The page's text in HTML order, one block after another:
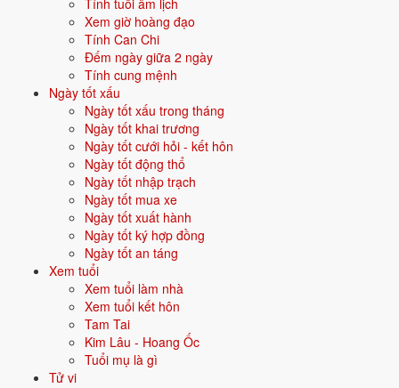
Xem giờ hoàng đạo
Tính Can Chi
Đếm ngày giữa 2 ngày
Tính cung mệnh
Ngày tốt xấu
Ngày tốt xấu trong tháng
Ngày tốt khai trương
Ngày tốt cưới hỏi - kết hôn
Ngày tốt động thổ
Ngày tốt nhập trạch
Ngày tốt mua xe
Ngày tốt xuất hành
Ngày tốt ký hợp đồng
Ngày tốt an táng
Xem tuổi
Xem tuổi làm nhà
Xem tuổi kết hôn
Tam Tai
Kim Lâu - Hoang Ốc
Tuổi mụ là gì
Tử vi
Quan hệ mệnh × vận:Kim sinh Thủy.
Vận năm 2026 Bính Ngọ cho người sinh năm 1997
2026(Bính Ngọ), người tuổi
thuộc nhómTrưởng thành . Quan hệ với Thái Tuế năm xem:
Tiểu nhân ngầm hại - đề phòng thị phi, kiện cáo, tranh chấp.
Năm 2026 người sinh năm 1997 nên tập trung gì?
29 (Trưởng thành), người sinh năm 1997 nên ưu tiên các
chủ đề sau:
Tình duyên - kết hôn
Mua nhà - mua xe